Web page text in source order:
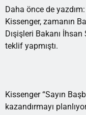
Daha önce de
Kissenger, zamanın
Dışişleri Bakanı
teklif yapmıştı.
Kissenger “Sayın
kazandırmayı